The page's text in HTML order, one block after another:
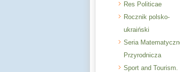
Res Politicae
Rocznik polsko-
ukraiński
Seria
Przyrodnicza
Sport and Tourism.